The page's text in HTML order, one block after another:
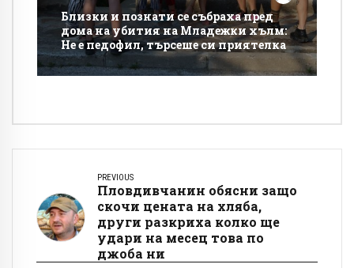
Близки и познати се събраха пред
дома на убития на Младежки хълм:
Не е педофил, търсеше си приятелка
PREVIOUS
Пловдивчанин обясни защо
скочи цената на хляба,
други разкриха колко ще
удари на месец това по
джоба ни